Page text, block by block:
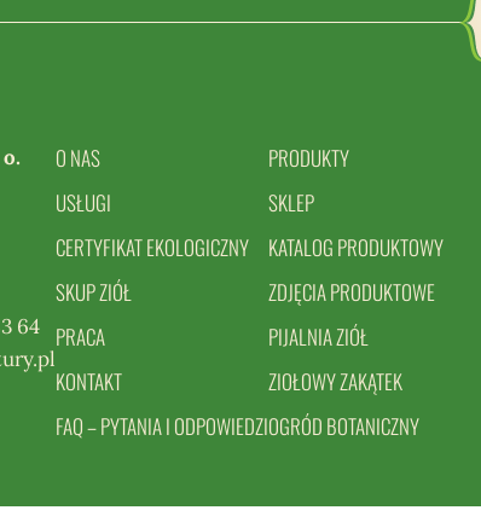
64
O NAS
USŁUGI
CERTYFIKAT EKOLOGICZNY
SKUP ZIÓŁ
PRACA
KONTAKT
FAQ – PYTANIA I ODPOWIEDZI
PRODUKTY
SKLEP
KATALOG PRODUKTOWY
ZDJĘCIA PRODUKTOWE
PIJALNIA ZIÓŁ
ZIOŁOWY ZAKĄTEK
OGRÓD BOTANICZNY